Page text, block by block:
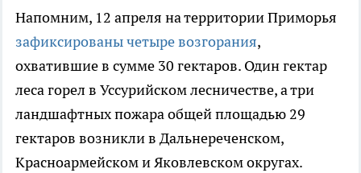
Напомним, 12 апреля на территории Приморья
зафиксированы четыре возгорания,
охватившие в сумме 30 гектаров. Один гектар
леса горел в Уссурийском лесничестве, а три
ландшафтных пожара общей площадью 29
гектаров возникли в Дальнереченском,
Красноармейском и Яковлевском округах.